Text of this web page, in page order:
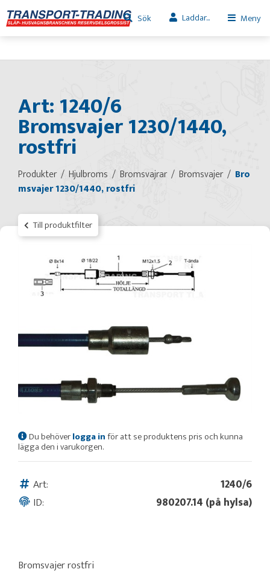
Sök Laddar... Meny
Art: 1240/6
Bromsvajer 1230/1440,
rostfri
Produkter Hjulbroms Bromsvajrar Bromsvajer
Bro
msvajer 1230/1440, rostfri
Till produktfilter
Du behöverlogga inför att se produktens pris och kunna
lägga den i varukorgen.
Art:
1240/6
ID:
980207.14 (på hylsa)
Bromsvajer rostfri